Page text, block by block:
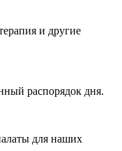
и другие
распорядок дня.
для наших